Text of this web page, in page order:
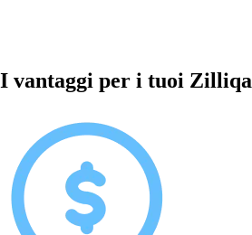
I vantaggi per i tuoi Zilliqa